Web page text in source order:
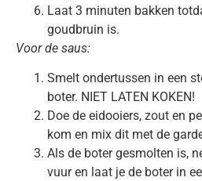
Laat 3 minuten bakken
goudbruin is.
Voor de saus:
Smelt ondertussen in een
boter. NIET LATEN KOKEN!
Doe de eidooiers, zout en
kom en mix dit met de
Als de boter gesmolten is,
vuur en laat je de boter in